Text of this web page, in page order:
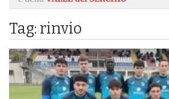
Tag: rinvio